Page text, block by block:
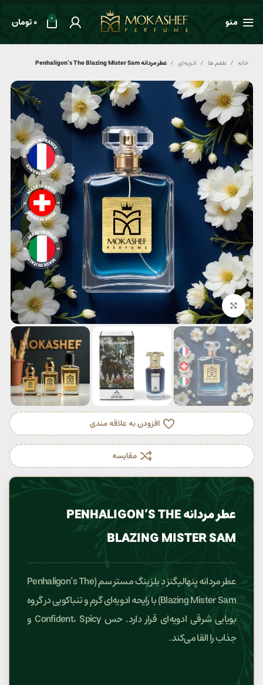
منو 0
0تومان
خانه طعم ها ادویه‌ای عطر مردانه Penhaligon’s The Blazing Mister Sam
بزرگنمایی تصویر
افزودن به علاقه مندی
مقایسه
عطر مردانه PENHALIGON’S THE
BLAZING MISTER SAM
عطر مردانه پنهالیگنز د بلزینگ مستر سم (Penhaligon’s The
Blazing Mister Sam) با رایحه ادویه‌ای گرم و تنباکویی در گروه
بویایی شرقی ادویه‌ای قرار دارد. حس Confident، Spicy و
جذاب را القا می‌کند.